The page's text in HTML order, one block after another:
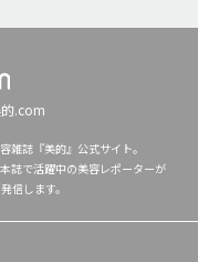
.com
雑誌『美的』公式サイト。
誌で活躍中の美容レポーターが
信します。